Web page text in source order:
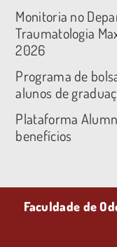
Monitoria no
Traumatologia
2026
Programa de
alunos de
Plataforma
benefícios
Faculdade de